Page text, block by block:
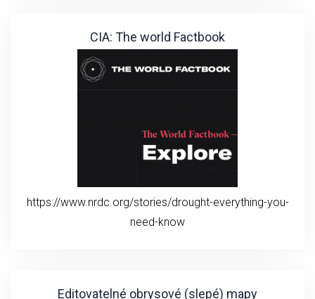
CIA: The world Factbook
https://www.nrdc.org/stories/drought-everything-you-
need-know
Editovatelné obrysové (slepé) mapy